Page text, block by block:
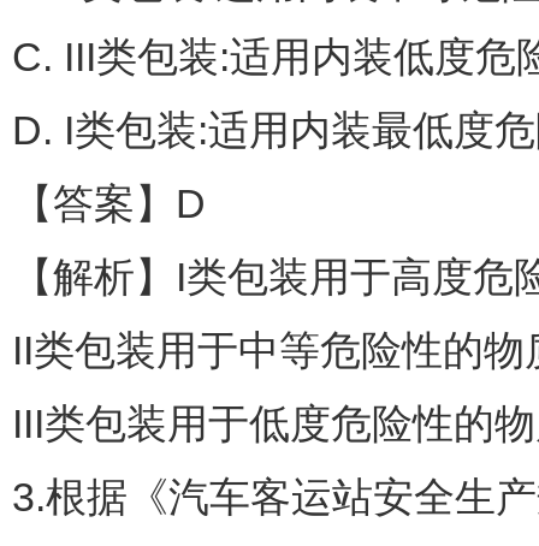
C. III类包装:适用内装低度危
D. I类包装:适用内装最低度
【答案】D
【解析】I类包装用于高度
II类包装用于中等危险性的
III类包装用于低度危险性的
3.根据《汽车客运站安全生